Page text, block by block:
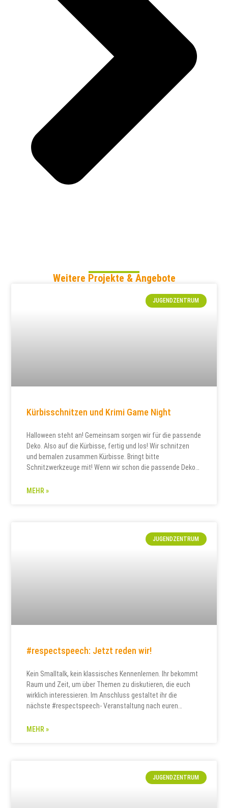
Weitere Projekte & Angebote
JUGENDZENTRUM
Kürbisschnitzen und Krimi Game Night
Halloween steht an! Gemeinsam sorgen wir für die passende
Deko. Also auf die Kürbisse, fertig und los! Wir schnitzen
und bemalen zusammen Kürbisse. Bringt bitte
Schnitzwerkzeuge mit! Wenn wir schon die passende Deko
spannenden Abend verbringen. Diesmal keine
MEHR »
JUGENDZENTRUM
#respectspeech: Jetzt reden wir!
Kein Smalltalk, kein klassisches Kennenlernen. Ihr bekommt
Raum und Zeit, um über Themen zu diskutieren, die euch
wirklich interessieren. Im Anschluss gestaltet ihr die
nächste #respectspeech- Veranstaltung nach euren
künstlerisch-kreativ aufarbeiten und die Veranstaltung mit
MEHR »
JUGENDZENTRUM